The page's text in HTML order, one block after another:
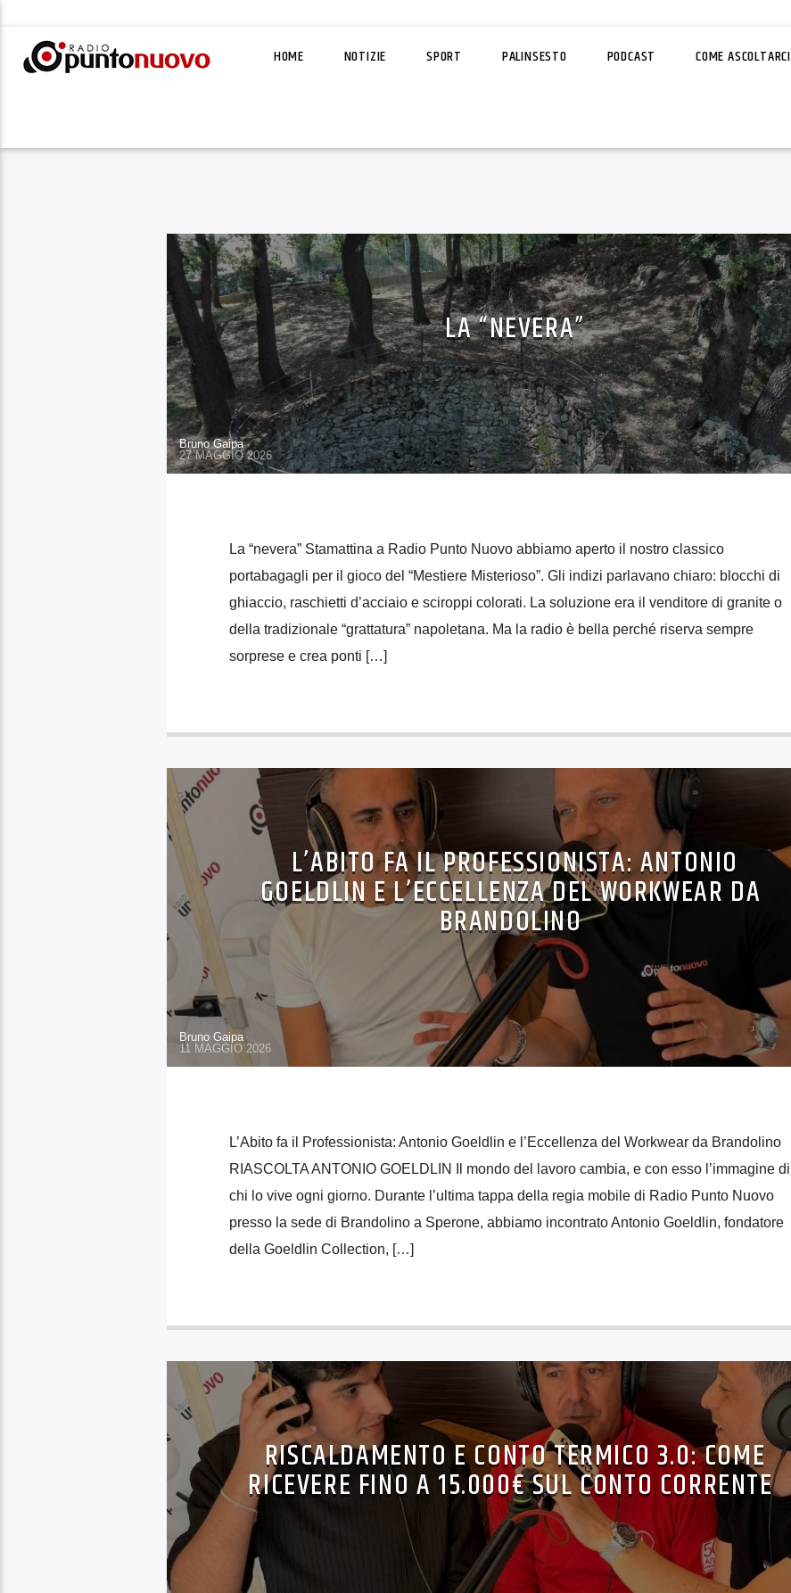
HOME NOTIZIE SPORT PALINSESTO PODCAST COME ASCOLTARCI
LA “NEVERA”
Bruno Gaipa
27 MAGGIO 2026
La “nevera” Stamattina a Radio Punto Nuovo abbiamo aperto il nostro classico
portabagagli per il gioco del “Mestiere Misterioso”. Gli indizi parlavano chiaro: blocchi di
ghiaccio, raschietti d’acciaio e sciroppi colorati. La soluzione era il venditore di granite o
della tradizionale “grattatura” napoletana. Ma la radio è bella perché riserva sempre
sorprese e crea ponti […]
L’ABITO FA IL PROFESSIONISTA: ANTONIO
GOELDLIN E L’ECCELLENZA DEL WORKWEAR DA
BRANDOLINO
Bruno Gaipa
11 MAGGIO 2026
L’Abito fa il Professionista: Antonio Goeldlin e l’Eccellenza del Workwear da Brandolino
RIASCOLTA ANTONIO GOELDLIN Il mondo del lavoro cambia, e con esso l’immagine di
chi lo vive ogni giorno. Durante l’ultima tappa della regia mobile di Radio Punto Nuovo
presso la sede di Brandolino a Sperone, abbiamo incontrato Antonio Goeldlin, fondatore
della Goeldlin Collection, […]
RISCALDAMENTO E CONTO TERMICO 3.0: COME
RICEVERE FINO A 15.000€ SUL CONTO CORRENTE